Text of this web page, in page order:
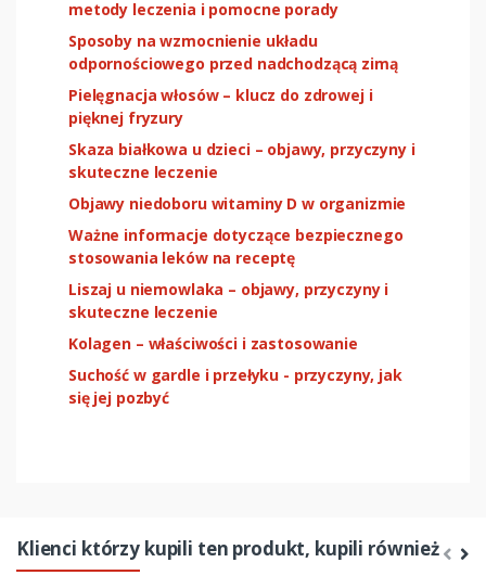
metody leczenia i pomocne porady
Sposoby na wzmocnienie układu
odpornościowego przed nadchodzącą zimą
Pielęgnacja włosów – klucz do zdrowej i
pięknej fryzury
Skaza białkowa u dzieci – objawy, przyczyny i
skuteczne leczenie
Objawy niedoboru witaminy D w organizmie
Ważne informacje dotyczące bezpiecznego
stosowania leków na receptę
Liszaj u niemowlaka – objawy, przyczyny i
skuteczne leczenie
Kolagen – właściwości i zastosowanie
Suchość w gardle i przełyku - przyczyny, jak
się jej pozbyć
Klienci którzy kupili ten produkt, kupili również